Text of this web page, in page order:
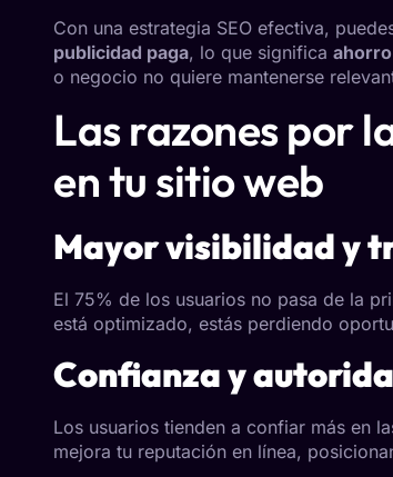
Con una estrategia SEO efectiva,
publicidad paga, lo que significa ahorro
o negocio no quiere mantenerse
Las razones por
en tu sitio web
Mayor visibilidad y
El 75% de los usuarios no pasa de la
está optimizado, estás perdiendo
Confianza y
Los usuarios tienden a confiar más en
mejora tu reputación en línea,